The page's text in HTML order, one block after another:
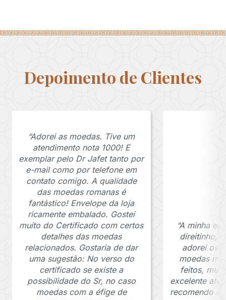
Depoimento de Clientes
“Adorei as moedas. Tive um
atendimento nota 1000! E
exemplar pelo Dr Jafet tanto por
e-mail como por telefone em
contato comigo. A qualidade
das moedas romanas é
fantástico! Envelope da loja
ricamente embalado. Gostei
muito do Certificado com certos
detalhes das moedas
relacionados. Gostaria de dar
uma sugestão: No verso do
certificado se existe a
possibilidade do Sr, no caso
moedas com a éfige de
“A minha
direitinho,
adorei os
moedas
feitos,
excelente
recomendo o